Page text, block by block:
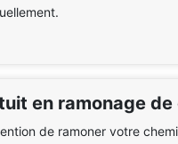
en ramonage de
de ramoner votre